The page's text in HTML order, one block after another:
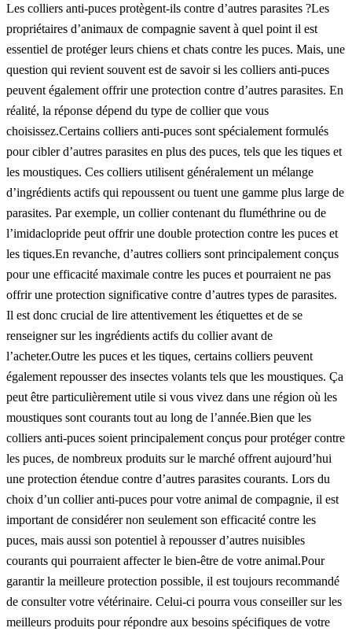
Les colliers anti-puces protègent-ils contre d’autres parasites ?Les
propriétaires d’animaux de compagnie savent à quel point il est
essentiel de protéger leurs chiens et chats contre les puces. Mais, une
question qui revient souvent est de savoir si les colliers anti-puces
peuvent également offrir une protection contre d’autres parasites. En
réalité, la réponse dépend du type de collier que vous
choisissez.Certains colliers anti-puces sont spécialement formulés
pour cibler d’autres parasites en plus des puces, tels que les tiques et
les moustiques. Ces colliers utilisent généralement un mélange
d’ingrédients actifs qui repoussent ou tuent une gamme plus large de
parasites. Par exemple, un collier contenant du fluméthrine ou de
l’imidaclopride peut offrir une double protection contre les puces et
les tiques.En revanche, d’autres colliers sont principalement conçus
pour une efficacité maximale contre les puces et pourraient ne pas
offrir une protection significative contre d’autres types de parasites.
Il est donc crucial de lire attentivement les étiquettes et de se
renseigner sur les ingrédients actifs du collier avant de
l’acheter.Outre les puces et les tiques, certains colliers peuvent
également repousser des insectes volants tels que les moustiques. Ça
peut être particulièrement utile si vous vivez dans une région où les
moustiques sont courants tout au long de l’année.Bien que les
colliers anti-puces soient principalement conçus pour protéger contre
les puces, de nombreux produits sur le marché offrent aujourd’hui
une protection étendue contre d’autres parasites courants. Lors du
choix d’un collier anti-puces pour votre animal de compagnie, il est
important de considérer non seulement son efficacité contre les
puces, mais aussi son potentiel à repousser d’autres nuisibles
courants qui pourraient affecter le bien-être de votre animal.Pour
garantir la meilleure protection possible, il est toujours recommandé
de consulter votre vétérinaire. Celui-ci pourra vous conseiller sur les
meilleurs produits pour répondre aux besoins spécifiques de votre